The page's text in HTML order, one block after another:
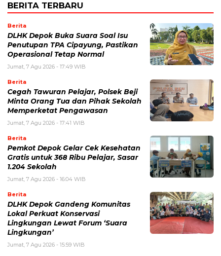
BERITA TERBARU
Berita
DLHK Depok Buka Suara Soal Isu
Penutupan TPA Cipayung, Pastikan
Operasional Tetap Normal
Jumat, 7 Agu 2026 - 17:49 WIB
Berita
Cegah Tawuran Pelajar, Polsek Beji
Minta Orang Tua dan Pihak Sekolah
Memperketat Pengawasan
Jumat, 7 Agu 2026 - 17:41 WIB
Berita
Pemkot Depok Gelar Cek Kesehatan
Gratis untuk 368 Ribu Pelajar, Sasar
1.204 Sekolah
Jumat, 7 Agu 2026 - 16:04 WIB
Berita
DLHK Depok Gandeng Komunitas
Lokal Perkuat Konservasi
Lingkungan Lewat Forum ‘Suara
Lingkungan’
Jumat, 7 Agu 2026 - 15:59 WIB